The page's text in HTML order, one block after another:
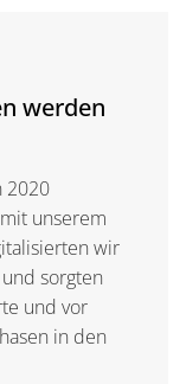
werden
2020
unserem
wir
sorgten
und vor
in den